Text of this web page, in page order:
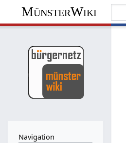
MünsterWiki
Navigation